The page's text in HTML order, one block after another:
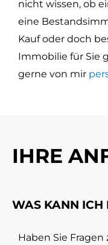
nicht wissen, ob
eine
Kauf oder doch
Immobilie für Sie
gerne von mir
IHRE
WAS KANN ICH
Haben Sie